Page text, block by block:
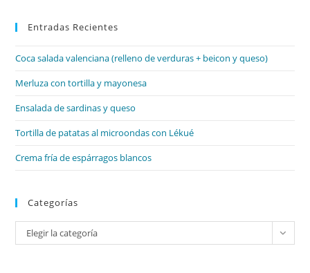
Entradas Recientes
Coca salada valenciana (relleno de verduras + beicon y queso)
Merluza con tortilla y mayonesa
Ensalada de sardinas y queso
Tortilla de patatas al microondas con Lékué
Crema fría de espárragos blancos
Categorías
Categorías
Elegir la categoría